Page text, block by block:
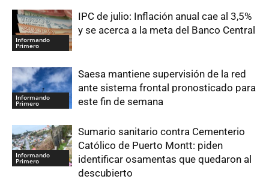
Informando
Primero
IPC de julio: Inflación anual cae al 3,5%
y se acerca a la meta del Banco Central
Informando
Primero
Saesa mantiene supervisión de la red
ante sistema frontal pronosticado para
este fin de semana
Informando
Primero
Sumario sanitario contra Cementerio
Católico de Puerto Montt: piden
identificar osamentas que quedaron al
descubierto